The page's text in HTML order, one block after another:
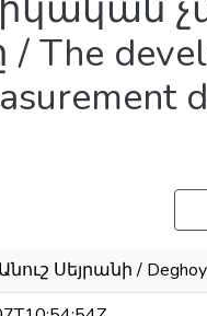
Սեյրանի /